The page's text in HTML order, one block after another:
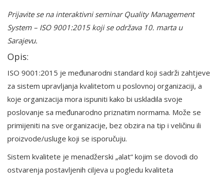
Prijavite se na interaktivni seminar Quality Management
System – ISO 9001:2015 koji se održava 10. marta u
Sarajevu.
Opis:
ISO 9001:2015 je međunarodni standard koji sadrži zahtjeve
za sistem upravljanja kvalitetom u poslovnoj organizaciji, a
koje organizacija mora ispuniti kako bi uskladila svoje
poslovanje sa međunarodno priznatim normama. Može se
primijeniti na sve organizacije, bez obzira na tip i veličinu ili
proizvode/usluge koji se isporučuju.
Sistem kvalitete je menadžerski „alat“ kojim se dovodi do
ostvarenja postavljenih ciljeva u pogledu kvaliteta